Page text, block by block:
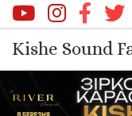
Перейти до вмісту
Kishe Sound